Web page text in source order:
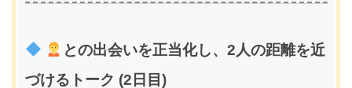
との出会いを正当化し、2人の距離を近
づけるトーク (2日目)